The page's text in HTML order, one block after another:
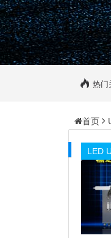
热门
首页
LED